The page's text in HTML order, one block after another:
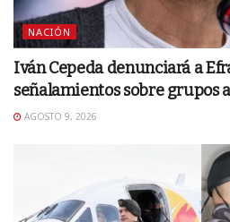
NACIÓN
Iván Cepeda denunciará a
señalamientos sobre grupos
AGOSTO 9, 2026